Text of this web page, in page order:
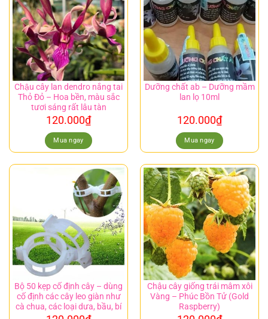
Chậu cây lan dendro nắng tai
Thỏ Đỏ – Hoa bền, màu sắc
tươi sáng rất lâu tàn
120.000₫
Mua ngay
Dưỡng chất ab – Dưỡng mầm
lan lọ 10ml
120.000₫
Mua ngay
Bộ 50 kẹp cố định cây – dùng
cố định các cây leo giàn như
cà chua, các loại dưa, bầu, bí
Chậu cây giống trái mâm xôi
Vàng – Phúc Bồn Tử (Gold
Raspberry)